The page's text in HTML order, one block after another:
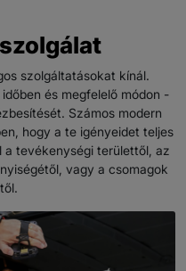
szolgáltatásokat kínál.
és megfelelő módon -
Számos modern
hogy a te igényeidet teljes
a tevékenységi területtől, az
vagy a csomagok